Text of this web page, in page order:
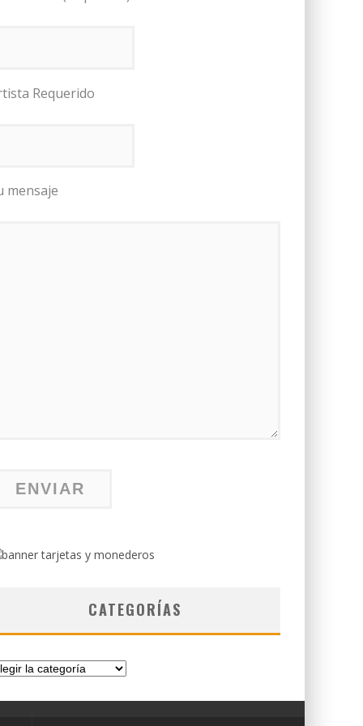
Requerido
mensaje
CATEGORÍAS